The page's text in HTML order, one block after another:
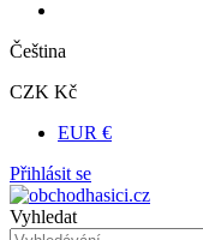
Čeština
CZK Kč
EUR €
Přihlásit se
Vyhledat